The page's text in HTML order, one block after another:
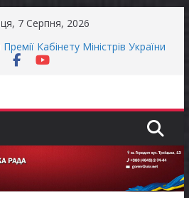
7 Серпня, 2026
прийом документів для
Кабінету Міністрів України
у забезпечення
опитування щодо
осіб з інвалідністю на працю
першокласників уже можуть
школяра»
погода випробовує жителів